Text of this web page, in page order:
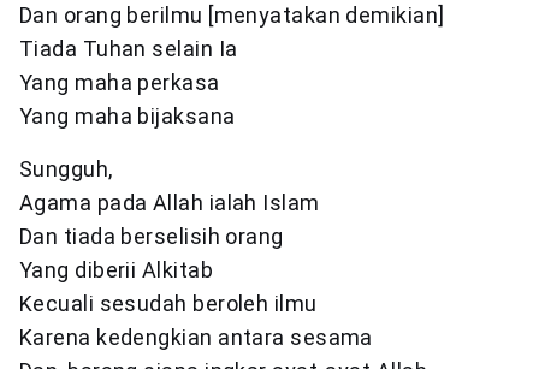
Dan orang berilmu [menyatakan demikian]
Tiada Tuhan selain Ia
Yang maha perkasa
Yang maha bijaksana
Sungguh,
Agama pada Allah ialah Islam
Dan tiada berselisih orang
Yang diberii Alkitab
Kecuali sesudah beroleh ilmu
Karena kedengkian antara sesama